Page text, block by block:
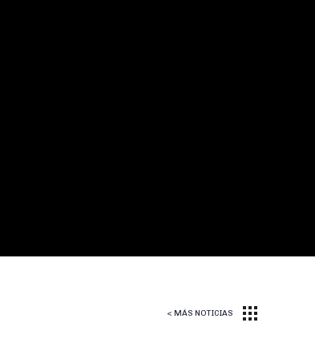
< MÁS NOTICIAS